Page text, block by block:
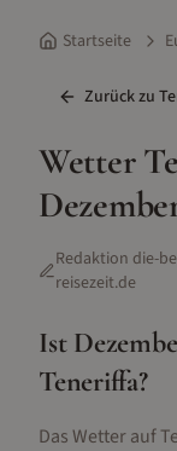
Startseite
Zurück zu
Wetter
Redaktion die-
reisezeit.de
Ist
Teneriffa?
Das Wetter auf